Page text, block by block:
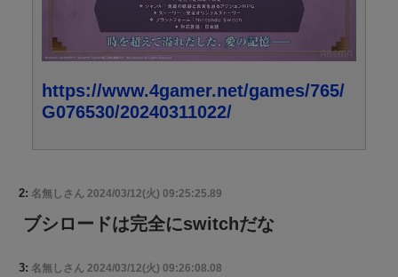
https://www.4gamer.net/games/765/
G076530/20240311022/
2: 名無しさん 2024/03/12(火) 09:25:25.89
ブシロードは完全にswitchだな
3: 名無しさん 2024/03/12(火) 09:26:08.08